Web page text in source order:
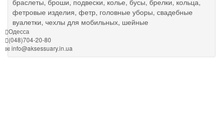
браслеты, броши, подвески, колье, бусы, брелки, кольца,
фетровые изделия, фетр, головные уборы, свадебные
вуалетки, чехлы для мобильных, шейные
Одесса
(048)704-20-80
info@aksessuary.in.ua